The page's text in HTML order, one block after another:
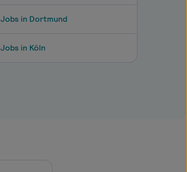
Jobs in Dortmund
Jobs in Köln